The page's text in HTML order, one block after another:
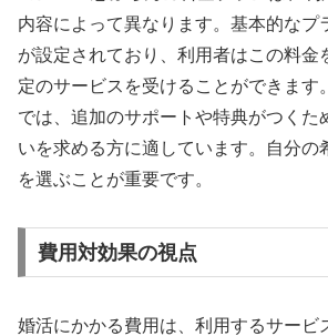
内容によって異なります。基本的なプ
が設定されており、利用者はこの料金
定のサービスを受けることができます
では、追加のサポートや特典がつくた
いを求める方に適しています。自分の
を選ぶことが重要です。
費用対効果の視点
婚活にかかる費用は、利用するサービ